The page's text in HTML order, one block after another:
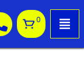
0